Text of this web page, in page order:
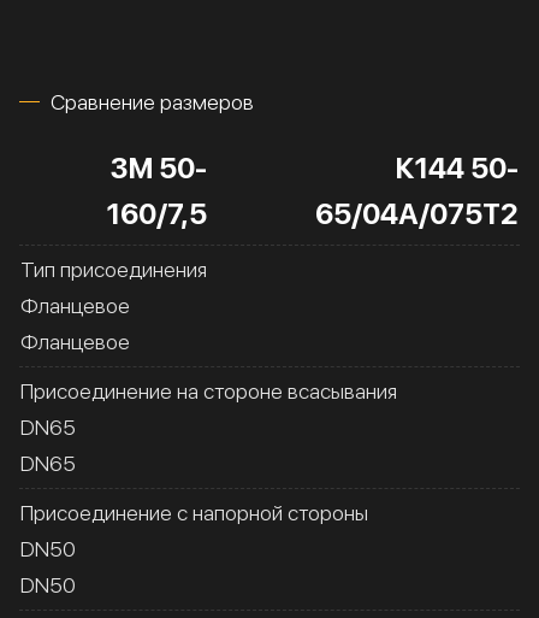
Сравнение размеров
3M 50-
160/7,5
К144 50-
65/04А/075Т2
Тип присоединения
Фланцевое
Фланцевое
Присоединение на стороне всасывания
DN65
DN65
Присоединение с напорной стороны
DN50
DN50